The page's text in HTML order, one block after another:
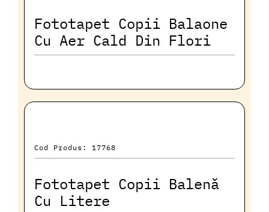
Fototapet Copii Balaone
Cu Aer Cald Din Flori
Cod Produs: 17768
Fototapet Copii Balenă
Cu Litere